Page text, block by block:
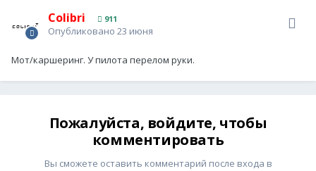
Colibri 911
Опубликовано 23 июня
Мот/каршеринг. У пилота перелом руки.
Пожалуйста, войдите, чтобы
комментировать
Вы сможете оставить комментарий после входа в